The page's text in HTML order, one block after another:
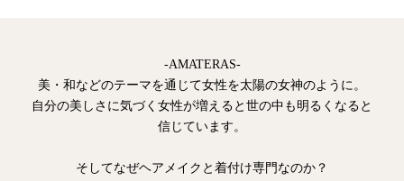
-AMATERAS-
美・和などのテーマを通じて女性を太陽の女神のように。
自分の美しさに気づく女性が増えると世の中も明るくなると
信じています。
そしてなぜヘアメイクと着付け専門なのか？